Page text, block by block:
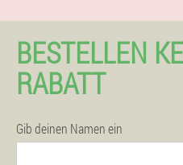
BESTELLEN
RABATT
Gib deinen Namen ein